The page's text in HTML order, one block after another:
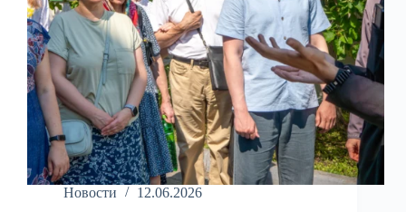
Новости
12.06.2026